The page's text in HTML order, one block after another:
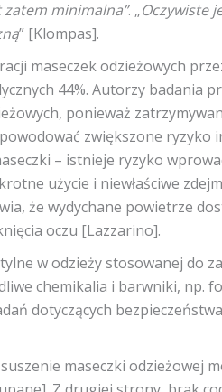
minimalna”. „Oczywiste
” [Klompas].
maseczek odzieżowych
44%. Autorzy badania
ponieważ
zwiększone ryzyko
– istnieje ryzyko
użycie i niewłaściwe
że wydychane powietrze
oczu [Lazzarino].
w odzieży stosowanej do
chemikalia i barwniki, np.
dotyczących
maseczki odzieżowej